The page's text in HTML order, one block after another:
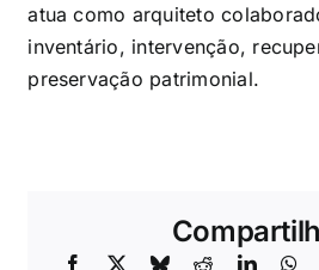
atua como arquiteto
inventário, intervenção,
preservação patrimonial.